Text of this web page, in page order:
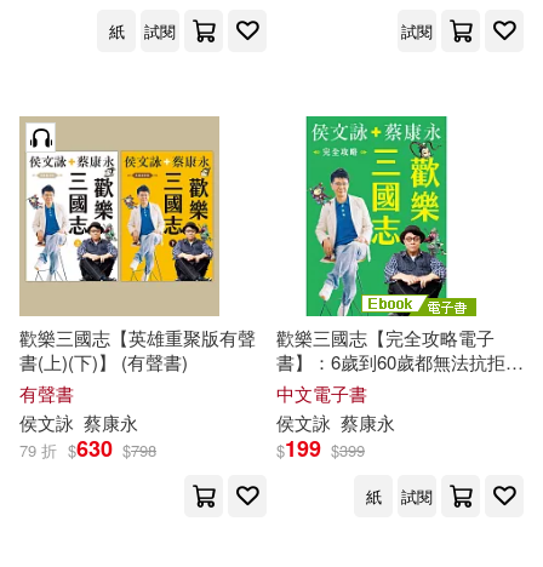
紙
試閱
試閱
歡樂三國志【英雄重聚版有聲
書(上)(下)】 (有聲書)
有聲書
侯文詠 蔡康永
79 折 $630 $798
歡樂三國志【完全攻略電子
書】：6歲到60歲都無法抗拒!
最好玩好笑的三國之旅，首度
推出電子書! (電子書)
中文電子書
侯文詠 蔡康永
$199 $399
紙
試閱